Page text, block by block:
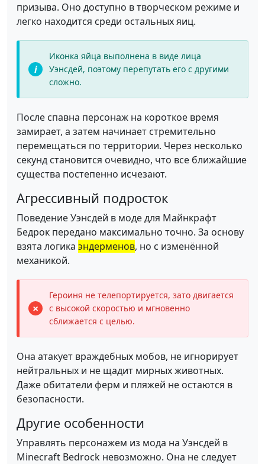
призыва. Оно доступно в творческом режиме и
легко находится среди остальных яиц.
Иконка яйца выполнена в виде лица
Уэнсдей, поэтому перепутать его с другими
сложно.
После спавна персонаж на короткое время
замирает, а затем начинает стремительно
перемещаться по территории. Через несколько
секунд становится очевидно, что все ближайшие
существа постепенно исчезают.
Агрессивный подросток
Поведение Уэнсдей в моде для Майнкрафт
Бедрок передано максимально точно. За основу
взята логика эндерменов, но с изменённой
механикой.
Героиня не телепортируется, зато двигается
с высокой скоростью и мгновенно
сближается с целью.
Она атакует враждебных мобов, не игнорирует
нейтральных и не щадит мирных животных.
Даже обитатели ферм и пляжей не остаются в
безопасности.
Другие особенности
Управлять персонажем из мода на Уэнсдей в
Minecraft Bedrock невозможно. Она не следует